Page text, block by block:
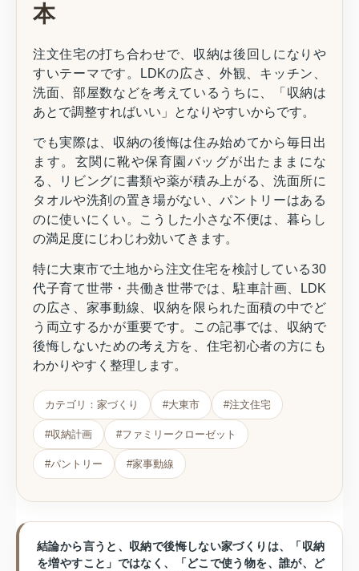
本
注文住宅の打ち合わせで、収納は後回しになりや
すいテーマです。LDKの広さ、外観、キッチン、
洗面、部屋数などを考えているうちに、「収納は
あとで調整すればいい」となりやすいからです。
でも実際は、収納の後悔は住み始めてから毎日出
ます。玄関に靴や保育園バッグが出たままにな
る、リビングに書類や薬が積み上がる、洗面所に
タオルや洗剤の置き場がない、パントリーはある
のに使いにくい。こうした小さな不便は、暮らし
の満足度にじわじわ効いてきます。
特に大東市で土地から注文住宅を検討している30
代子育て世帯・共働き世帯では、駐車計画、LDK
の広さ、家事動線、収納を限られた面積の中でど
う両立するかが重要です。この記事では、収納で
後悔しないための考え方を、住宅初心者の方にも
わかりやすく整理します。
カテゴリ：家づくり #大東市 #注文住宅
#収納計画 #ファミリークローゼット
#パントリー #家事動線
結論から言うと、収納で後悔しない家づくりは、「収納
を増やすこと」ではなく、「どこで使う物を、誰が、ど